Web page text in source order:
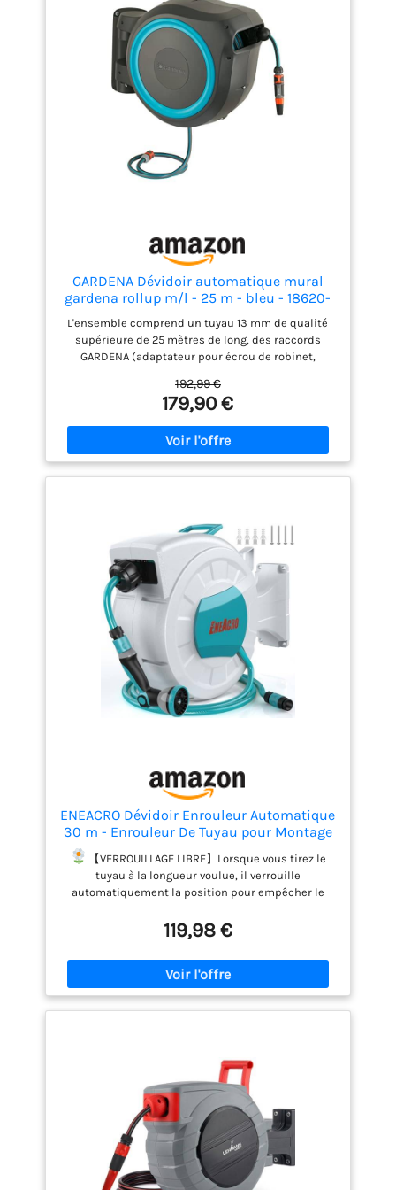
de bloquer le tuyau dans
la position la plus pratique
et près du point d’arrosage
Slow return: il assure un
ré-enroulement lent et
sans à-coups du tuyau
Safety block: système de
sécurité “anti-extraction”
accidentelle du pivot
GARDENA Dévidoir automatique mural
gardena rollup m/l - 25 m - bleu - 18620-
L'ensemble comprend un tuyau 13 mm de qualité
supérieure de 25 mètres de long, des raccords
GARDENA (adaptateur pour écrou de robinet,
d'eau), un raccord de tuyau de 1,5 mètre pour
atteindre le robinet, un support facile à installer (y
compris le gabarit) et une buse de pulvérisation
réglable GARDENA Pratique : Les buses, les
baguettes et les brosses de lavage peuvent être
accrochées et rangées sur le support mural, tandis
résistants au gel Le rangement pour tuyaux de
haute qualité de Gardena vous offre une garantie de
cinq ans
192,99 €
179,90 €
ENEACRO Dévidoir Enrouleur Automatique
30 m - Enrouleur De Tuyau pour Montage
Mural avec Pistolet à eau 10 fonctions -
Pivotant à 180°
【VERROUILLAGE LIBRE】Lorsque vous tirez le
tuyau à la longueur voulue, il verrouille
automatiquement la position pour empêcher le
supplémentaire pour apporter des plis et des
enchevêtrements, il est donc plus pratique
d'utiliser de l'eau.
【SYSTÈME D'ENROULEMENT
AUTOMATIQUE STABLE】. Tirez doucement sur le
tuyau, l'enrouleur de tuyau d'eau se rembobinera
automatiquement. Le système unique
D'ARROSAGE DE HAUTE QUALITÉ】. Le tuyau résistant
à l'abrasion garantit que l'enrouleur est étanche et
durable. Le tuyau rétractable de 30M a passé le test
de pression de 13bar et le test de pression
d'éclatement de 40bar.
【FACILE À MONTER ET À
DÉMONTER】. Montez l'enrouleur de tuyau sur le
mur avec seulement le support pivotant à 180
degrés et quelques vis. Grâce au système de
119,98 €